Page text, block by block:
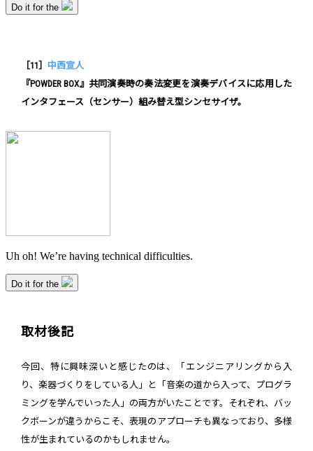
［11］ 中西宣人
『POWDER BOX』共同演奏時の奏法変更を演奏デバイスに応用した
インタフェース（センサー）組み替え型シンセサイザ。
取材後記
今回、特に興味深いと感じたのは、「エンジニアリングから入
り、楽器づくりをしている人」と「音楽の道から入って、プログラ
ミングを学んでいった人」の両方がいたことです。それぞれ、バッ
クボーンが違うからこそ、表現のアプローチも異なっており、多様
性が生まれているのかもしれません。